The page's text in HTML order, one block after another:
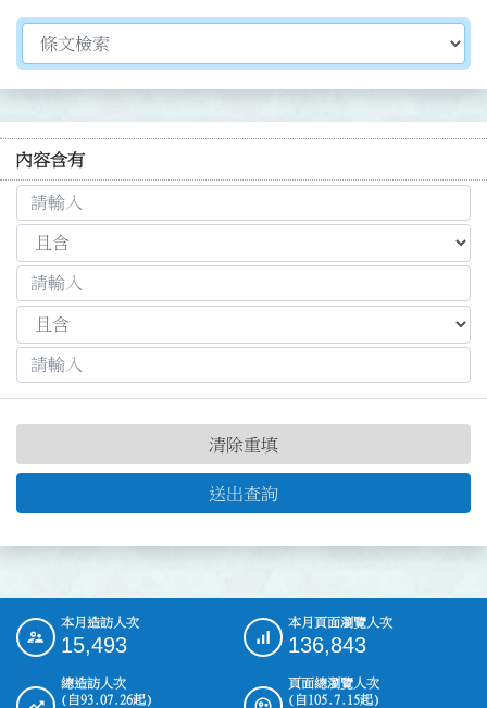
切換選擇法規資訊內容
內容含有
送出查詢
清除重填
::: 本月造訪人次
15,493
本月頁面瀏覽人次
136,843
總造訪人次
(自93.07.26起)
頁面總瀏覽人次
(自105.7.15起)